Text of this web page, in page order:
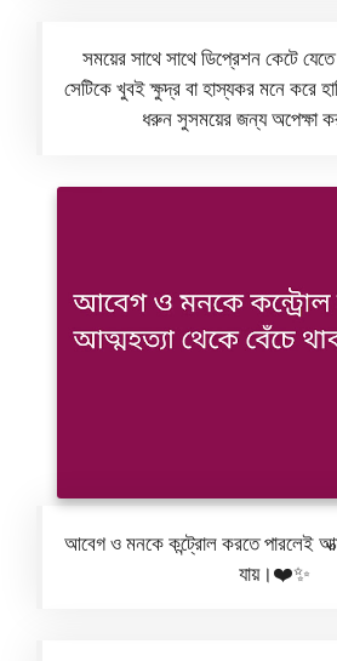
সময়ের সাথে সাথে ডিপ্রেশন কেটে
সেটিকে খুবই ক্ষুদ্র বা হাস্যকর মনে করে
ধরুন সুসময়ের জন্য
আবেগ ও মনকে কন্ট্রোল করতে পারলেই
যায়।❤️✨